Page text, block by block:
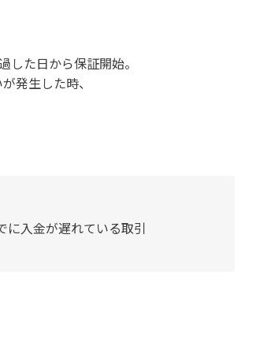
した日から保証開始。
発生した時、
に入金が遅れている取引